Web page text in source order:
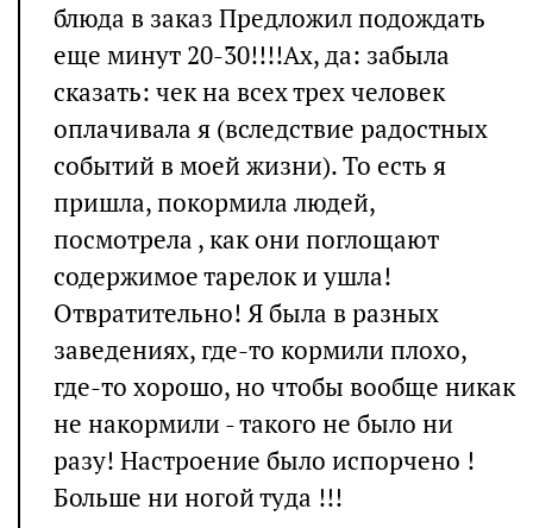
блюда в заказ Предложил подождать
еще минут 20-30!!!!Ах, да: забыла
сказать: чек на всех трех человек
оплачивала я (вследствие радостных
событий в моей жизни). То есть я
пришла, покормила людей,
посмотрела , как они поглощают
содержимое тарелок и ушла!
Отвратительно! Я была в разных
заведениях, где-то кормили плохо,
где-то хорошо, но чтобы вообще никак
не накормили - такого не было ни
разу! Настроение было испорчено !
Больше ни ногой туда !!!